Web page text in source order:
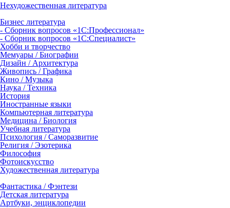
Нехудожественная литература
Бизнес литература
- Сборник вопросов «1С:Профессионал»
- Сборник вопросов «1С:Специалист»
Хобби и творчество
Мемуары / Биографии
Дизайн / Архитектура
Живопись / Графика
Кино / Музыка
Наука / Техника
История
Иностранные языки
Компьютерная литература
Медицина / Биология
Учебная литература
Психология / Саморазвитие
Религия / Эзотерика
Философия
Фотоискусство
Художественная литература
Фантастика / Фэнтези
Детская литература
Артбуки, энциклопедии